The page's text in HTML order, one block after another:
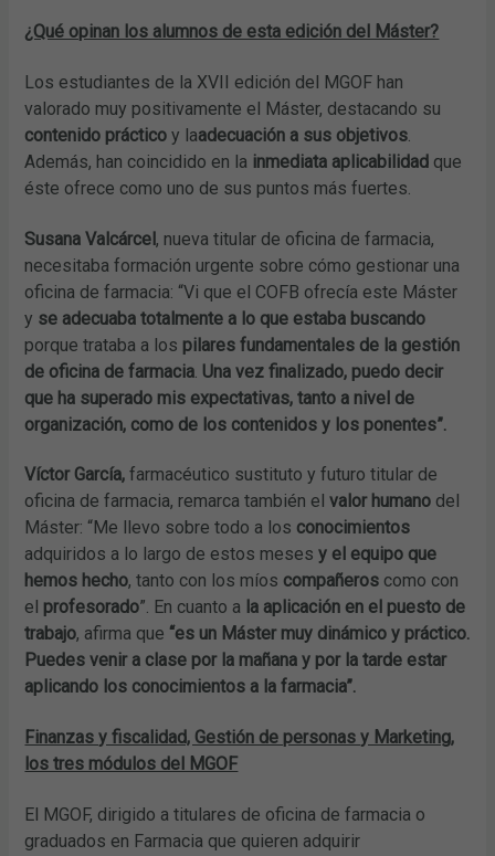
¿Qué opinan los alumnos de esta edición del Máster?
Los estudiantes de la XVII edición del MGOF han
valorado muy positivamente el Máster, destacando su
contenido práctico y laadecuación a sus objetivos
Además, han coincidido en la inmediata aplicabilidad que
éste ofrece como uno de sus puntos más fuertes.
Susana Valcárcel, nueva titular de oficina de farmacia,
necesitaba formación urgente sobre cómo gestionar una
oficina de farmacia: “Vi que el COFB ofrecía este Máster
y se adecuaba totalmente a lo que estaba buscando
porque trataba a los pilares fundamentales de la gestión
de oficina de farmacia Una vez finalizado, puedo decir
que ha superado mis expectativas, tanto a nivel de
organización, como de los contenidos y los ponentes”.
Víctor García, farmacéutico sustituto y futuro titular de
oficina de farmacia, remarca también elvalor humano del
Máster: “Me llevo sobre todo a los conocimientos
adquiridos a lo largo de estos meses y el equipo que
hemos hecho, tanto con los míos compañeros como con
el profesorado”. En cuanto a la aplicación en el puesto de
trabajo, afirma que “es un Máster muy dinámico y práctico.
Puedes venir a clase por la mañana y por la tarde estar
aplicando los conocimientos a la farmacia”.
Finanzas y fiscalidad, Gestión de personas y Marketing,
los tres módulos del MGOF
El MGOF, dirigido a titulares de oficina de farmacia o
graduados en Farmacia que quieren adquirir